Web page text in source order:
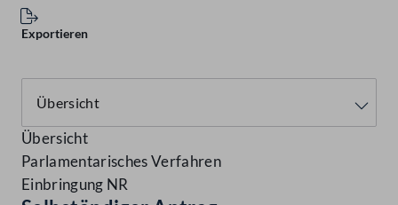
Exportieren
Übersicht
Parlamentarisches Verfahren
Einbringung NR